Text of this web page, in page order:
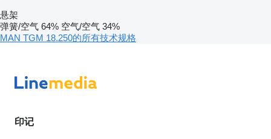
悬架
弹簧/空气 64% 空气/空气 34%
MAN TGM 18.250的所有技术规格
印记